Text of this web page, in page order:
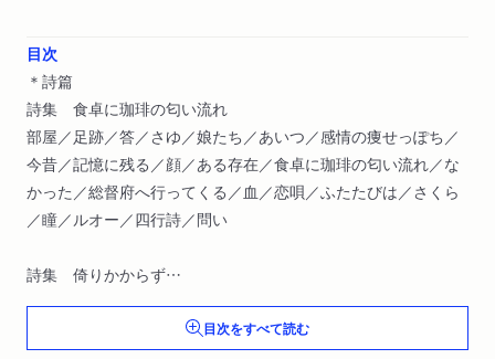
目次
＊詩篇
詩集 食卓に珈琲の匂い流れ
部屋／足跡／答／さゆ／娘たち／あいつ／感情の痩せっぽち／
今昔／記憶に残る／顔／ある存在／食卓に珈琲の匂い流れ／な
かった／総督府へ行ってくる／血／恋唄／ふたたびは／さくら
／瞳／ルオー／四行詩／問い
詩集 倚りかからず
木は旅が好き／鶴／あのひとの棲む国／鄙ぶりの唄／疎開児童
も／お休みどころ／店の名／時代おくれ／倚りかからず／笑う
目次をすべて読む